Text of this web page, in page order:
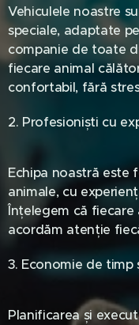
Vehiculele noastre
speciale, adaptate
companie de toate
fiecare animal
confortabil, fără
2. Profesioniști cu
Echipa noastră este
animale, cu
Înțelegem că fiecare
acordăm atenție
3. Economie de timp
Planificarea și